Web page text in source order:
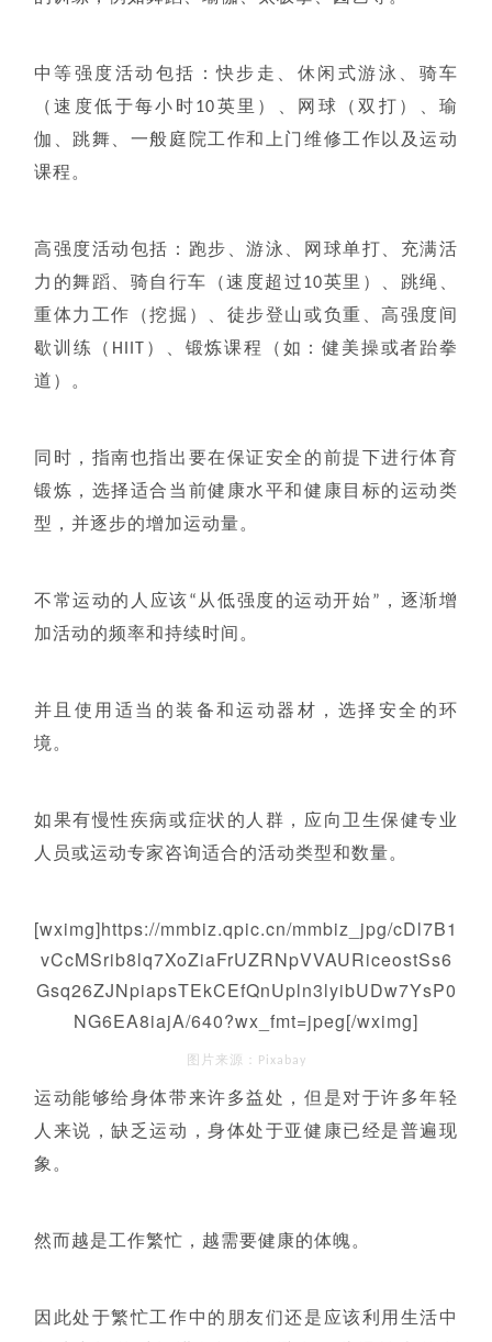
中等强度活动包括：快步走、休闲式游泳、骑车
（速度低于每小时10英里）、网球（双打）、瑜
伽、跳舞、一般庭院工作和上门维修工作以及运动
课程。
高强度活动包括：跑步、游泳、网球单打、充满活
力的舞蹈、骑自行车（速度超过10英里）、跳绳、
重体力工作（挖掘）、徒步登山或负重、高强度间
歇训练（HIIT）、锻炼课程（如：健美操或者跆拳
道）。
同时，指南也指出要在保证安全的前提下进行体育
锻炼，选择适合当前健康水平和健康目标的运动类
型，并逐步的增加运动量。
不常运动的人应该“从低强度的运动开始”，逐渐增
加活动的频率和持续时间。
并且使用适当的装备和运动器材，选择安全的环
境。
如果有慢性疾病或症状的人群，应向卫生保健专业
人员或运动专家咨询适合的活动类型和数量。
[wximg]https://mmbiz.qpic.cn/mmbiz_jpg/cDl7B1
vCcMSrib8lq7XoZiaFrUZRNpVVAURiceostSs6
Gsq26ZJNpiapsTEkCEfQnUpln3lyibUDw7YsP0
NG6EA8iajA/640?wx_fmt=jpeg[/wximg]
图片来源：Pixabay
运动能够给身体带来许多益处，但是对于许多年轻
人来说，缺乏运动，身体处于亚健康已经是普遍现
象。
然而越是工作繁忙，越需要健康的体魄。
因此处于繁忙工作中的朋友们还是应该利用生活中